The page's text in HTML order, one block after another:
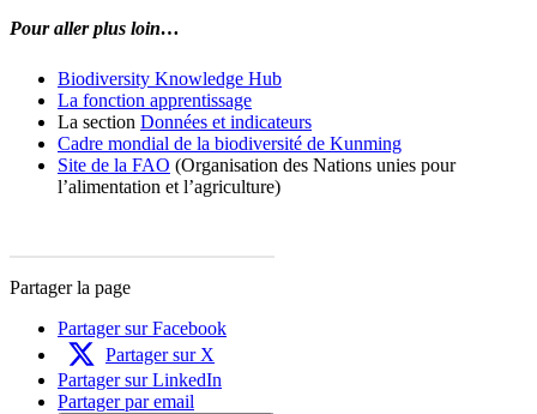
Pour aller plus loin…
Biodiversity Knowledge Hub
La fonction apprentissage
La section Données et indicateurs
Cadre mondial de la biodiversité de Kunming
Site de la FAO (Organisation des Nations unies pour
l’alimentation et l’agriculture)
Partager la page
Partager sur Facebook
Partager sur X
Partager sur LinkedIn
Partager par email